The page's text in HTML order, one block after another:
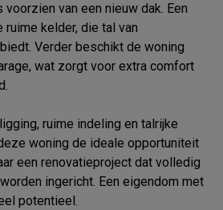
van een nieuw dak. Een
kelder, die tal van
Verder beschikt de woning
wat zorgt voor extra comfort
ruime indeling en talrijke
woning de ideale opportuniteit
een renovatieproject dat volledig
ingericht. Een eigendom met
potentieel.